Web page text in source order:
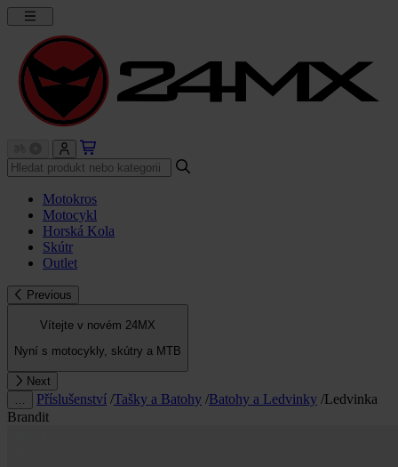
Motokros
Motocykl
Horská Kola
Skútr
Outlet
Previous
Vítejte v novém 24MX
Nyní s motocykly, skútry a MTB
Next
Příslušenství /Tašky a Batohy /Batohy a Ledvinky /Ledvinka
Brandit